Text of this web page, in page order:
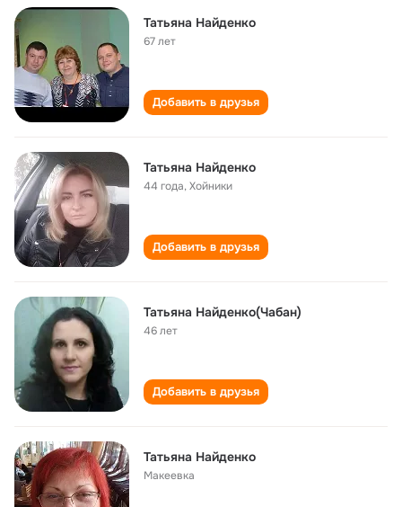
Татьяна Найденко
67 лет
Добавить в друзья
Татьяна Найденко
44 года,Хойники
Добавить в друзья
Татьяна Найденко(Чабан)
46 лет
Добавить в друзья
Татьяна Найденко
Макеевка